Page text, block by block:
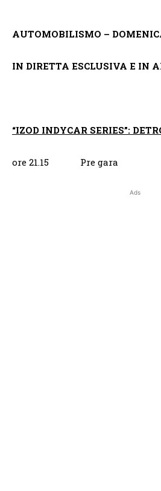
AUTOMOBILISMO –
IN DIRETTA ESCLUSIVA E IN
“IZOD INDYCAR SERIES”:
ore 21.15 Pre
Ads